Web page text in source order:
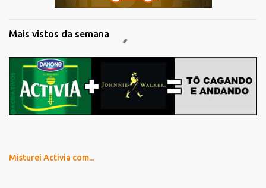
Mais vistos da semana
Misturei Activia com...